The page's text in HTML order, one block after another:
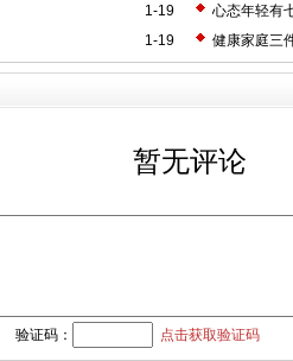
1-19
心态年轻有
1-19
健康家庭三
暂无评论
验证码： 点击获取验证码